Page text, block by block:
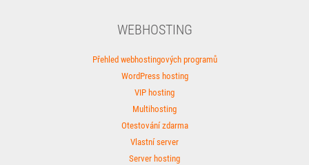
WEBHOSTING
Přehled webhostingových programů
WordPress hosting
VIP hosting
Multihosting
Otestování zdarma
Vlastní server
Server hosting